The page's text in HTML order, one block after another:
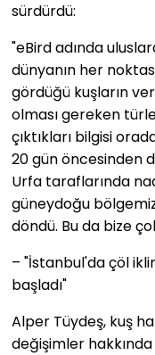
sürdürdü:
"eBird adında
dünyanın her
gördüğü kuşların
olması gereken
çıktıkları bilgisi
20 gün öncesinden
Urfa taraflarında
güneydoğu
döndü. Bu da bize
– "İstanbul'da çöl
başladı"
Alper Tüydeş, kuş
değişimler